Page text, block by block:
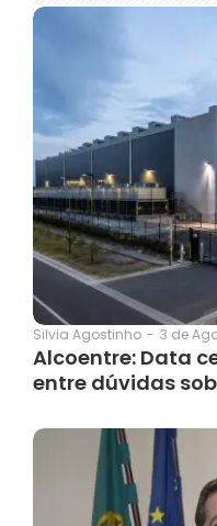
Silvia Agostinho - 3 de
Alcoentre: Data
entre dúvidas